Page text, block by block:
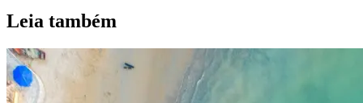
Leia também